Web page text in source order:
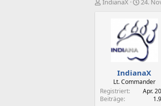
IndianaX
t
e
t
a
m
24.
IndianaX
Lt. Commander
Registriert
Apr.
Beiträge